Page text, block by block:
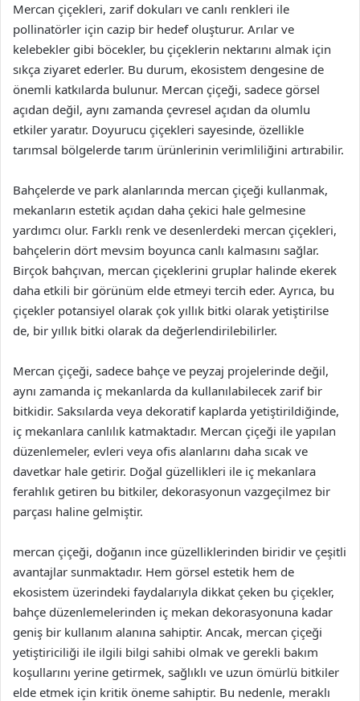
Mercan çiçekleri, zarif dokuları ve canlı renkleri ile
pollinatörler için cazip bir hedef oluşturur. Arılar ve
kelebekler gibi böcekler, bu çiçeklerin nektarını almak için
sıkça ziyaret ederler. Bu durum, ekosistem dengesine de
önemli katkılarda bulunur. Mercan çiçeği, sadece görsel
açıdan değil, aynı zamanda çevresel açıdan da olumlu
etkiler yaratır. Doyurucu çiçekleri sayesinde, özellikle
tarımsal bölgelerde tarım ürünlerinin verimliliğini artırabilir.
Bahçelerde ve park alanlarında mercan çiçeği kullanmak,
mekanların estetik açıdan daha çekici hale gelmesine
yardımcı olur. Farklı renk ve desenlerdeki mercan çiçekleri,
bahçelerin dört mevsim boyunca canlı kalmasını sağlar.
Birçok bahçıvan, mercan çiçeklerini gruplar halinde ekerek
daha etkili bir görünüm elde etmeyi tercih eder. Ayrıca, bu
çiçekler potansiyel olarak çok yıllık bitki olarak yetiştirilse
de, bir yıllık bitki olarak da değerlendirilebilirler.
Mercan çiçeği, sadece bahçe ve peyzaj projelerinde değil,
aynı zamanda iç mekanlarda da kullanılabilecek zarif bir
bitkidir. Saksılarda veya dekoratif kaplarda yetiştirildiğinde,
iç mekanlara canlılık katmaktadır. Mercan çiçeği ile yapılan
düzenlemeler, evleri veya ofis alanlarını daha sıcak ve
davetkar hale getirir. Doğal güzellikleri ile iç mekanlara
ferahlık getiren bu bitkiler, dekorasyonun vazgeçilmez bir
parçası haline gelmiştir.
mercan çiçeği, doğanın ince güzelliklerinden biridir ve çeşitli
avantajlar sunmaktadır. Hem görsel estetik hem de
ekosistem üzerindeki faydalarıyla dikkat çeken bu çiçekler,
bahçe düzenlemelerinden iç mekan dekorasyonuna kadar
geniş bir kullanım alanına sahiptir. Ancak, mercan çiçeği
yetiştiriciliği ile ilgili bilgi sahibi olmak ve gerekli bakım
koşullarını yerine getirmek, sağlıklı ve uzun ömürlü bitkiler
elde etmek için kritik öneme sahiptir. Bu nedenle, meraklı